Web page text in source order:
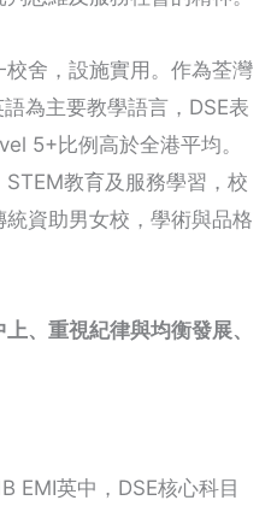
舍，設施實用。作為荃灣
為主要教學語言，DSE表
5+比例高於全港平均。
教育及服務學習，校
資助男女校，學術與品格
、重視紀律與均衡發展、
EMI英中，DSE核心科目